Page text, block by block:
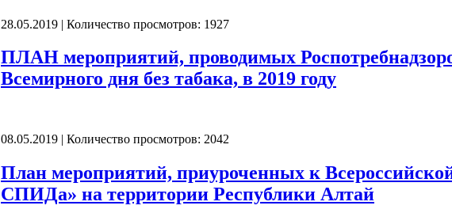
28.05.2019 | Количество просмотров: 1927
ПЛАН мероприятий, проводимых
Всемирного дня без табака, в 2019 году
08.05.2019 | Количество просмотров: 2042
План мероприятий, приуроченных к
СПИДа» на территории Республики Алтай